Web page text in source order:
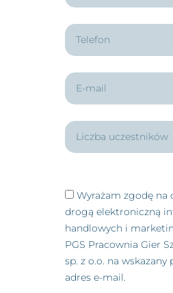
Wyrażam zgodę na
drogą elektroniczną
handlowych i
PGS Pracownia Gier
sp. z o.o. na wskazany
adres e-mail.